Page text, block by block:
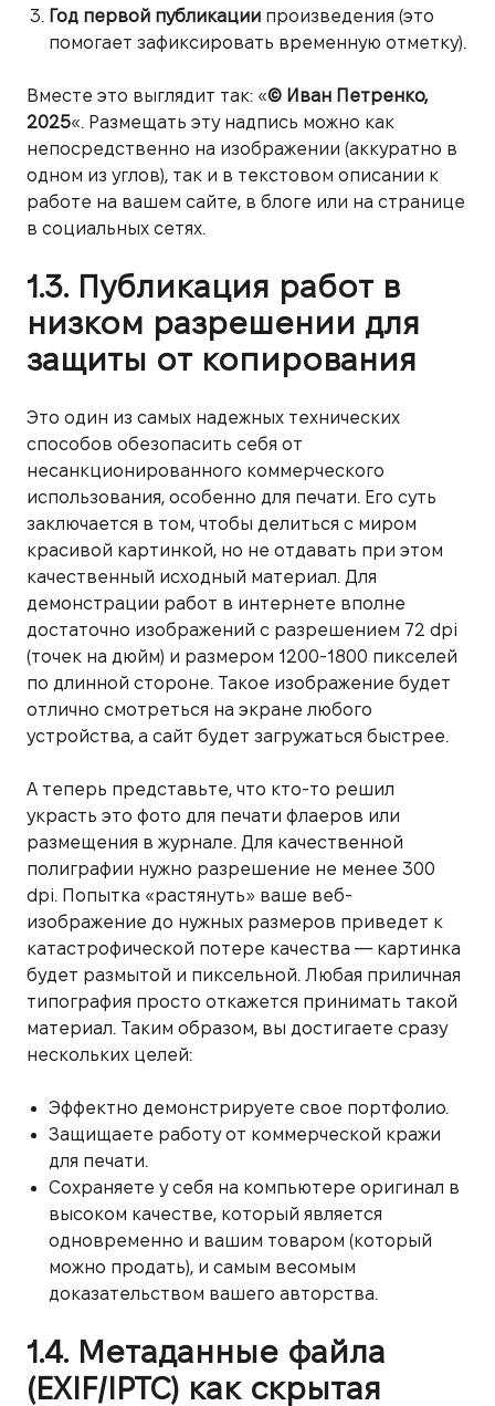
Год первой публикации произведения (это
помогает зафиксировать временную отметку).
Вместе это выглядит так: «© Иван Петренко,
2025«. Размещать эту надпись можно как
непосредственно на изображении (аккуратно в
одном из углов), так и в текстовом описании к
работе на вашем сайте, в блоге или на странице
в социальных сетях.
1.3. Публикация работ в
низком разрешении для
защиты от копирования
Это один из самых надежных технических
способов обезопасить себя от
несанкционированного коммерческого
использования, особенно для печати. Его суть
заключается в том, чтобы делиться с миром
красивой картинкой, но не отдавать при этом
качественный исходный материал. Для
демонстрации работ в интернете вполне
достаточно изображений с разрешением 72 dpi
(точек на дюйм) и размером 1200-1800 пикселей
по длинной стороне. Такое изображение будет
отлично смотреться на экране любого
устройства, а сайт будет загружаться быстрее.
А теперь представьте, что кто-то решил
украсть это фото для печати флаеров или
размещения в журнале. Для качественной
полиграфии нужно разрешение не менее 300
dpi. Попытка «растянуть» ваше веб-
изображение до нужных размеров приведет к
катастрофической потере качества — картинка
будет размытой и пиксельной. Любая приличная
типография просто откажется принимать такой
материал. Таким образом, вы достигаете сразу
нескольких целей:
Эффектно демонстрируете свое портфолио.
Защищаете работу от коммерческой кражи
для печати.
Сохраняете у себя на компьютере оригинал в
высоком качестве, который является
одновременно и вашим товаром (который
можно продать), и самым весомым
доказательством вашего авторства.
1.4. Метаданные файла
(EXIF/IPTC) как скрытая